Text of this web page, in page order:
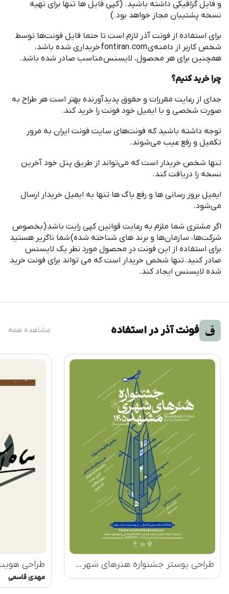
و فایل گرافیکی داشته باشید. (کپی فایل ها تنها برای تهیه
نسخه پشتیبان مجاز خواهد بود.)
برای استفاده از ‌فونت آذر لازم است تا حتما فایل فونتها توسط
شخص کاربر از دامنهیfontiran.comخریداری شده باشد،
همچنین برای هر محصول، لایسنس مناسب صادر شده باشد.
چرا خرید کنیم؟
جدای از رعایت مقررات و حقوق پدیدآورنده بهتر است هر طراح به
صورت شخصی و با ایمیل خود فونت را خرید کند.
توجه داشته باشید که فونتهای سایت فونت ایران به مرور
تکمیل و رفع عیب میشوند.
تنها شخص خریدار است که میتواند از طریق پنل خود آخرین
نسخه را دریافت کند.
ایمیل بروز رسانی ها و رفع باگ ها تنها به ایمیل خریدار ارسال
میشود.
اگر مشتری شما ملزم به رعایت قوانین کپی رایت باشد(بخصوص
شرکتها، سازمانها و برند های شناخته شده)شما ناگزیر هستید
برای استفاده از این فونت در محصول مورد نظر یک لایسنس
صادر کنید.تنها شخص خریدار است که می تواند برای فونت خرید
شده لایسنس ایجاد کند.
فونت آذر در استفاده مشاهده همه
طراحی پوستر جشنواره هنرهای شهری مشهد طراحی
مهدی قاسمی